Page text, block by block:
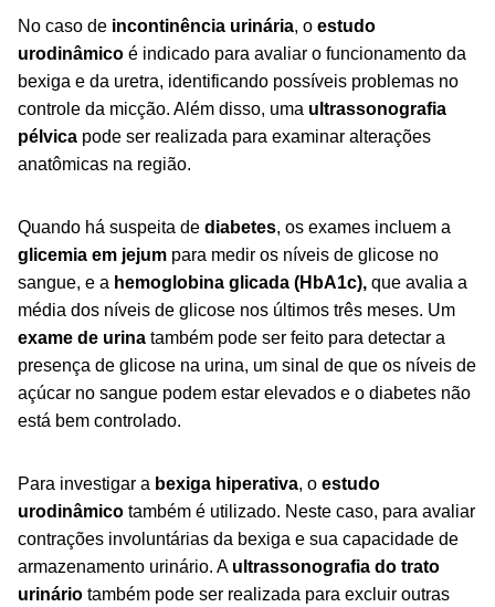
No caso de incontinência urinária, o estudo
urodinâmico é indicado para avaliar o funcionamento da
bexiga e da uretra, identificando possíveis problemas no
controle da micção. Além disso, uma ultrassonografia
pélvica pode ser realizada para examinar alterações
anatômicas na região.
Quando há suspeita de diabetes, os exames incluem a
glicemia em jejum para medir os níveis de glicose no
sangue, e a hemoglobina glicada (HbA1c), que avalia a
média dos níveis de glicose nos últimos três meses. Um
exame de urina também pode ser feito para detectar a
presença de glicose na urina, um sinal de que os níveis de
açúcar no sangue podem estar elevados e o diabetes não
está bem controlado.
Para investigar a bexiga hiperativa, o estudo
urodinâmico também é utilizado. Neste caso, para avaliar
contrações involuntárias da bexiga e sua capacidade de
armazenamento urinário. A ultrassonografia do trato
urinário também pode ser realizada para excluir outras